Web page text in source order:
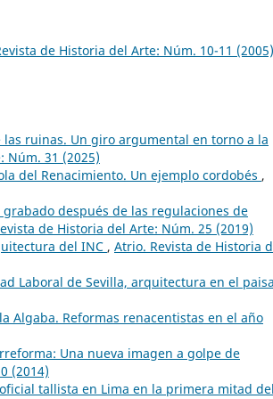
de Historia del Arte: Núm. 10-11 (2005)
las ruinas. Un giro argumental en torno a la
Núm. 31 (2025)
del Renacimiento. Un ejemplo cordobés ,
después de las regulaciones de
de Historia del Arte: Núm. 25 (2019)
del INC , Atrio. Revista de Historia
Laboral de Sevilla, arquitectura en el
Algaba. Reformas renacentistas en el año
Una nueva imagen a golpe de
(2014)
tallista en Lima en la primera mitad del